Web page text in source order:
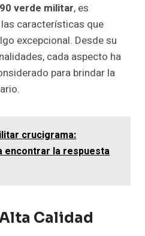
verde militar, es
características que
excepcional. Desde su
cada aspecto ha
para brindar la
crucigrama:
encontrar la respuesta
Calidad